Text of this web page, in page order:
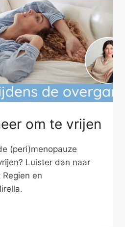
om te vrijen
(peri)menopauze
Luister dan naar
en